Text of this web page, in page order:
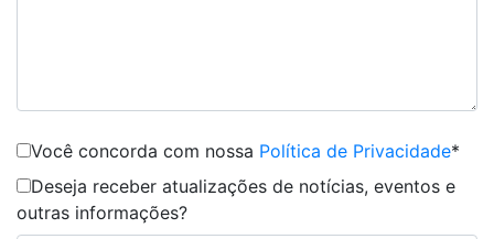
Você concorda com nossa Política de Privacidade*
Deseja receber atualizações de notícias, eventos e
outras informações?